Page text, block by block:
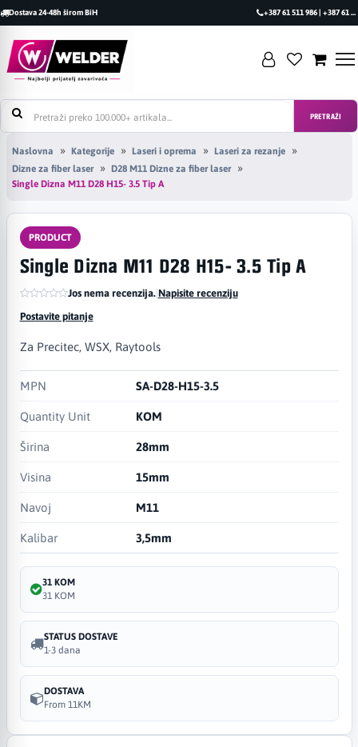
Dostava 24-48h širom BiH +387 61 511 986 | +387 61 493 470
PRETRAŽI
Naslovna Kategorije Laseri i oprema
Laseri za rezanje
Dizne za fiber laser
D28 M11 Dizne za fiber laser
Single Dizna M11 D28 H15- 3.5 Tip A
PRODUCT
Single Dizna M11 D28 H15- 3.5 Tip A
Jos nema recenzija.|Napisite recenziju
Postavite pitanje
Za Precitec, WSX, Raytools
MPN SA-D28-H15-3.5
Quantity Unit KOM
Širina 28mm
Visina 15mm
Navoj M11
Kalibar 3,5mm
31 KOM
31 KOM
STATUS DOSTAVE
1-3 dana
DOSTAVA
From 11KM